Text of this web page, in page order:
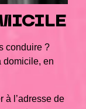
conduire ?
domicile, en
à l’adresse de